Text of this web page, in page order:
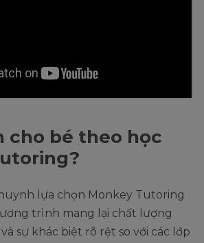
cho bé theo học
lựa chọn Monkey Tutoring
trình mang lại chất lượng
sự khác biệt rõ rệt so với các lớp